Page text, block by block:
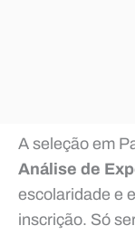
A seleção em
Análise de
escolaridade e
inscrição. Só